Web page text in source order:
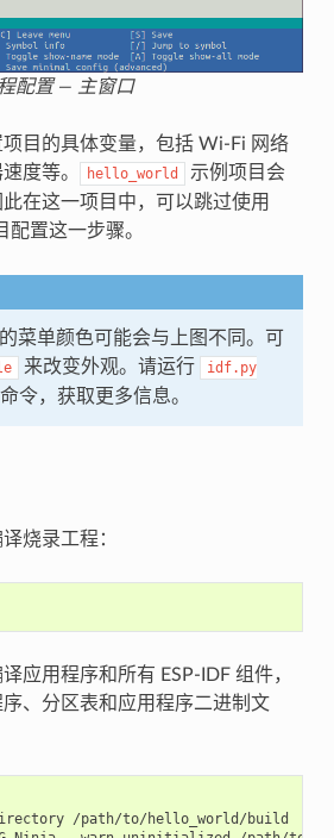
配置 — 主窗口
目的具体变量，包括 Wi-Fi 网络
度等。
hello_world
示例项目会
在这一项目中，可以跳过使用
配置这一步骤。
菜单颜色可能会与上图不同。可
来改变外观。请运行
idf.py
命令，获取更多信息。
烧录工程：
应用程序和所有 ESP-IDF 组件，
、分区表和应用程序二进制文
/path/to/hello_world/build